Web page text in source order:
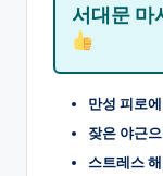
서대문 마
만성 피로
잦은 야근
스트레스